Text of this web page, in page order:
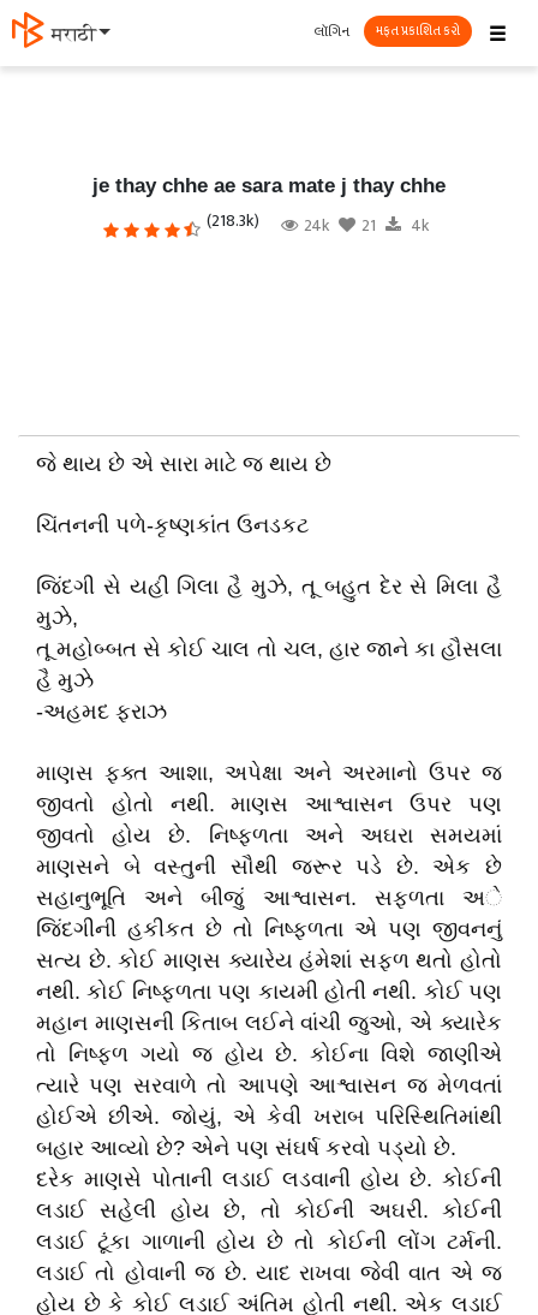
मराठी ☰
લૉગિન મફત પ્રકાશિત કરો
je thay chhe ae sara mate j thay chhe
(218.3k) 24k 21 4k
જે થાય છે એ સારા માટે જ થાય છે
ચિંતનની પળે-કૃષ્ણકાંત ઉનડકટ
જિંદગી સે યહી ગિલા હૈ મુઝે, તૂ બહુત દેર સે મિલા હૈ
મુઝે,
તૂ મહોબ્બત સે કોઈ ચાલ તો ચલ, હાર જાને કા હૌસલા
હૈ મુઝે
-અહમદ ફરાઝ
માણસ ફક્ત આશા, અપેક્ષા અને અરમાનો ઉપર જ
જીવતો હોતો નથી. માણસ આશ્વાસન ઉપર પણ
જીવતો હોય છે. નિષ્ફળતા અને અઘરા સમયમાં
માણસને બે વસ્તુની સૌથી જરૂર પડે છે. એક છે
સહાનુભૂતિ અને બીજું આશ્વાસન. સફળતા અે
જિંદગીની હકીકત છે તો નિષ્ફળતા એ પણ જીવનનું
સત્ય છે. કોઈ માણસ ક્યારેય હંમેશાં સફળ થતો હોતો
નથી. કોઈ નિષ્ફળતા પણ કાયમી હોતી નથી. કોઈ પણ
મહાન માણસની કિતાબ લઈને વાંચી જુઓ, એ ક્યારેક
તો નિષ્ફળ ગયો જ હોય છે. કોઈના વિશે જાણીએ
ત્યારે પણ સરવાળે તો આપણે આશ્વાસન જ મેળવતાં
હોઈએ છીએ. જોયું, એ કેવી ખરાબ પરિસ્થિતિમાંથી
બહાર આવ્યો છે? એને પણ સંઘર્ષ કરવો પડ્યો છે.
દરેક માણસે પોતાની લડાઈ લડવાની હોય છે. કોઈની
લડાઈ સહેલી હોય છે, તો કોઈની અઘરી. કોઈની
લડાઈ ટૂંકા ગાળાની હોય છે તો કોઈની લોંગ ટર્મની.
લડાઈ તો હોવાની જ છે. યાદ રાખવા જેવી વાત એ જ
હોય છે કે કોઈ લડાઈ અંતિમ હોતી નથી. એક લડાઈ